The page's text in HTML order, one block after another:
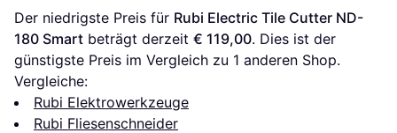
Der niedrigste Preis für Rubi Electric Tile Cutter ND-
180 Smart beträgt derzeit € 119,00. Dies ist der
günstigste Preis im Vergleich zu 1 anderen Shop.
Vergleiche:
Rubi Elektrowerkzeuge
Rubi Fliesenschneider